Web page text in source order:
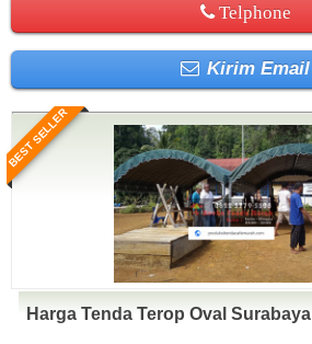
Telphone
Kirim Email
BEST SELLER
Harga Tenda Terop Oval Surabaya